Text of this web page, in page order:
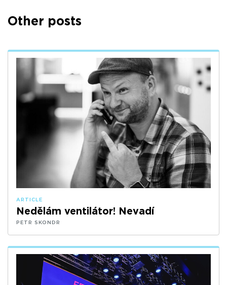
Other posts
ARTICLE
Nedělám ventilátor! Nevadí
PETR SKONDR